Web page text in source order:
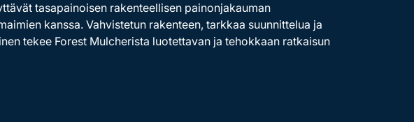
tasapainoisen rakenteellisen painonjakauman
kanssa. Vahvistetun rakenteen, tarkkaa suunnittelua ja
tekee Forest Mulcherista luotettavan ja tehokkaan ratkaisun